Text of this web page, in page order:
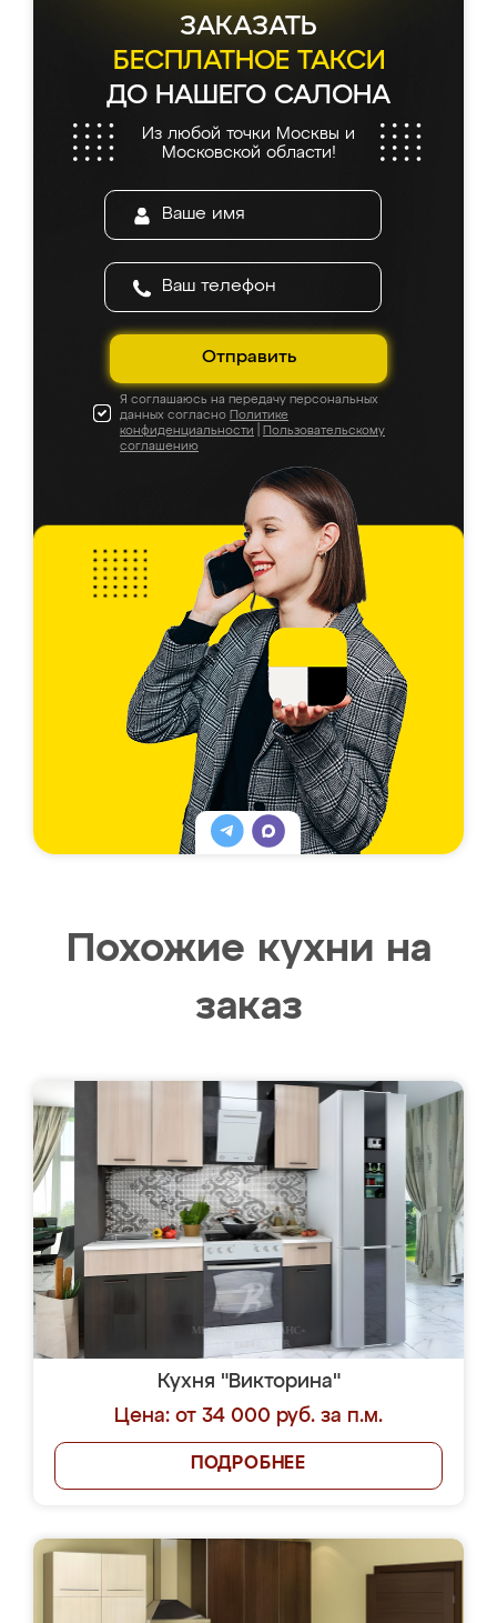
ЗАКАЗАТЬ
БЕСПЛАТНОЕ ТАКСИ
ДО НАШЕГО САЛОНА
Из любой точки Москвы и
Московской области!
Отправить
Я соглашаюсь на передачу персональных
данных согласно Политике
конфиденциальности
Пользовательскому
соглашению
Похожие кухни на
заказ
Кухня "Викторина"
Цена: от 34 000 руб. за п.м.
ПОДРОБНЕЕ